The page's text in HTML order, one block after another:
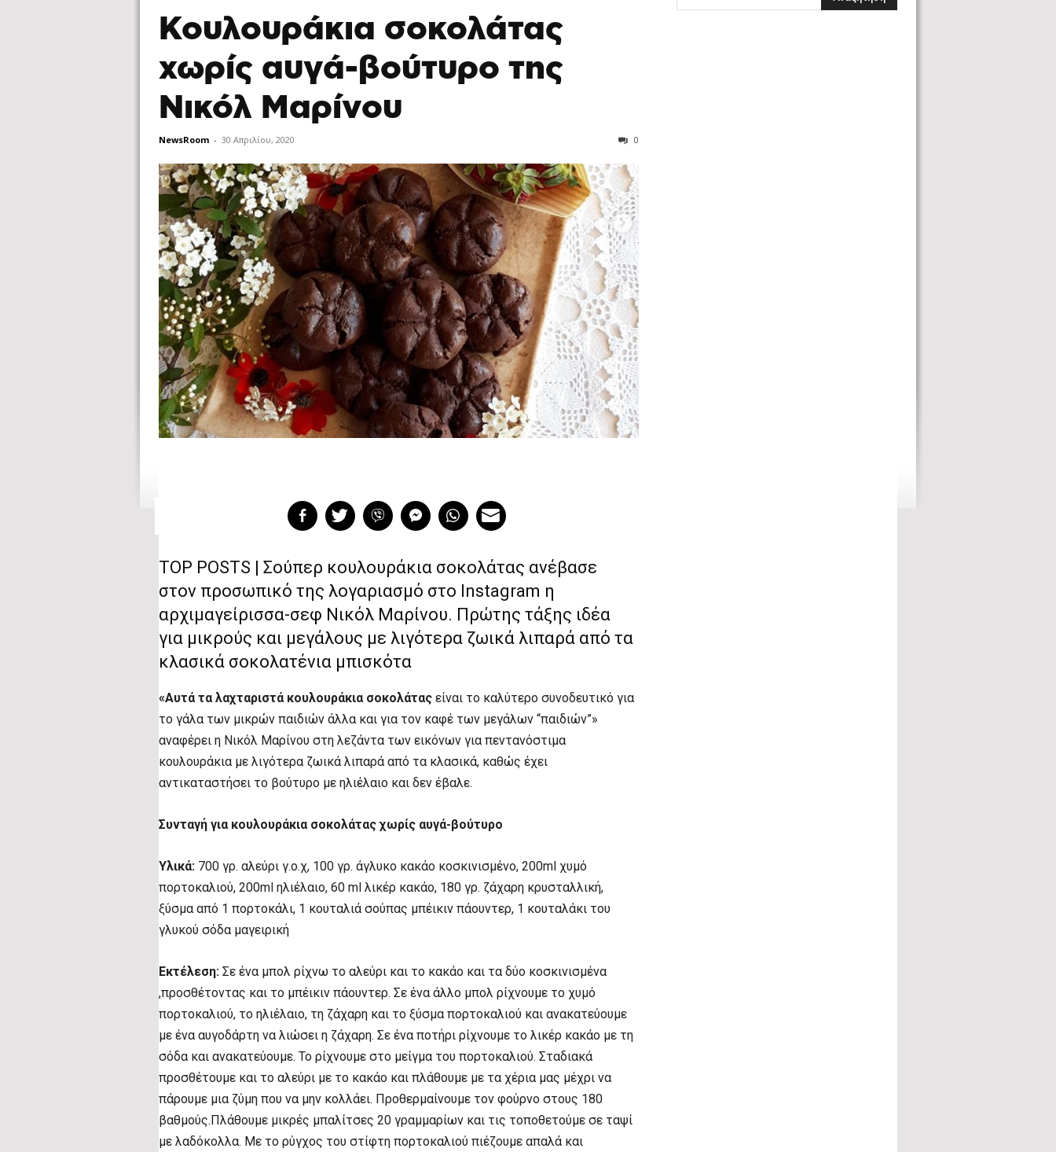
Κουλουράκια σοκολάτας
χωρίς αυγά-βούτυρο της
Νικόλ Μαρίνου
NewsRoom - 30 Απριλίου, 2020 0
TOP POSTS | Σούπερ κουλουράκια σοκολάτας ανέβασε
στον προσωπικό της λογαριασμό στο Instagram η
αρχιμαγείρισσα-σεφ Νικόλ Μαρίνου. Πρώτης τάξης ιδέα
για μικρούς και μεγάλους με λιγότερα ζωικά λιπαρά από τα
κλασικά σοκολατένια μπισκότα
«Αυτά τα λαχταριστά κουλουράκια σοκολάτας είναι το καλύτερο συνοδευτικό για
το γάλα των μικρών παιδιών άλλα και για τον καφέ των μεγάλων “παιδιών”»
αναφέρει η Νικόλ Μαρίνου στη λεζάντα των εικόνων για πεντανόστιμα
κουλουράκια με λιγότερα ζωικά λιπαρά από τα κλασικά, καθώς έχει
αντικαταστήσει το βούτυρο με ηλιέλαιο και δεν έβαλε.
Συνταγή για κουλουράκια σοκολάτας χωρίς αυγά-βούτυρο
Υλικά: 700 γρ. αλεύρι γ.ο.χ, 100 γρ. άγλυκο κακάο κοσκινισμένο, 200ml χυμό
πορτοκαλιού, 200ml ηλιέλαιο, 60 ml λικέρ κακάο, 180 γρ. ζάχαρη κρυσταλλική,
ξύσμα από 1 πορτοκάλι, 1 κουταλιά σούπας μπέικιν πάουντερ, 1 κουταλάκι του
γλυκού σόδα μαγειρική
Εκτέλεση: Σε ένα μπολ ρίχνω το αλεύρι και το κακάο και τα δύο κοσκινισμένα
,προσθέτοντας και το μπέικιν πάουντερ. Σε ένα άλλο μπολ ρίχνουμε το χυμό
πορτοκαλιού, το ηλιέλαιο, τη ζάχαρη και το ξύσμα πορτοκαλιού και ανακατεύουμε
με ένα αυγοδάρτη να λιώσει η ζάχαρη. Σε ένα ποτήρι ρίχνουμε το λικέρ κακάο με τη
σόδα και ανακατεύουμε. Το ρίχνουμε στο μείγμα του πορτοκαλιού. Σταδιακά
προσθέτουμε και το αλεύρι με το κακάο και πλάθουμε με τα χέρια μας μέχρι να
πάρουμε μια ζύμη που να μην κολλάει. Προθερμαίνουμε τον φούρνο στους 180
βαθμούς.Πλάθουμε μικρές μπαλίτσες 20 γραμμαρίων και τις τοποθετούμε σε ταψί
με λαδόκολλα. Με το ρύγχος του στίφτη πορτοκαλιού πιέζουμε απαλά και